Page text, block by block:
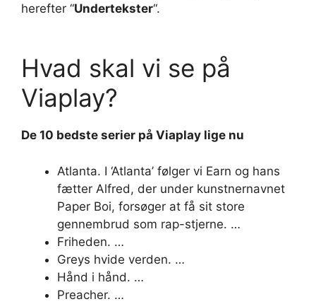
herefter “Undertekster“.
Hvad skal vi se på
Viaplay?
De 10 bedste serier på Viaplay lige nu
Atlanta. I ‘Atlanta’ følger vi Earn og hans
fætter Alfred, der under kunstnernavnet
Paper Boi, forsøger at få sit store
gennembrud som rap-stjerne. …
Friheden. …
Greys hvide verden. …
Hånd i hånd. …
Preacher. …